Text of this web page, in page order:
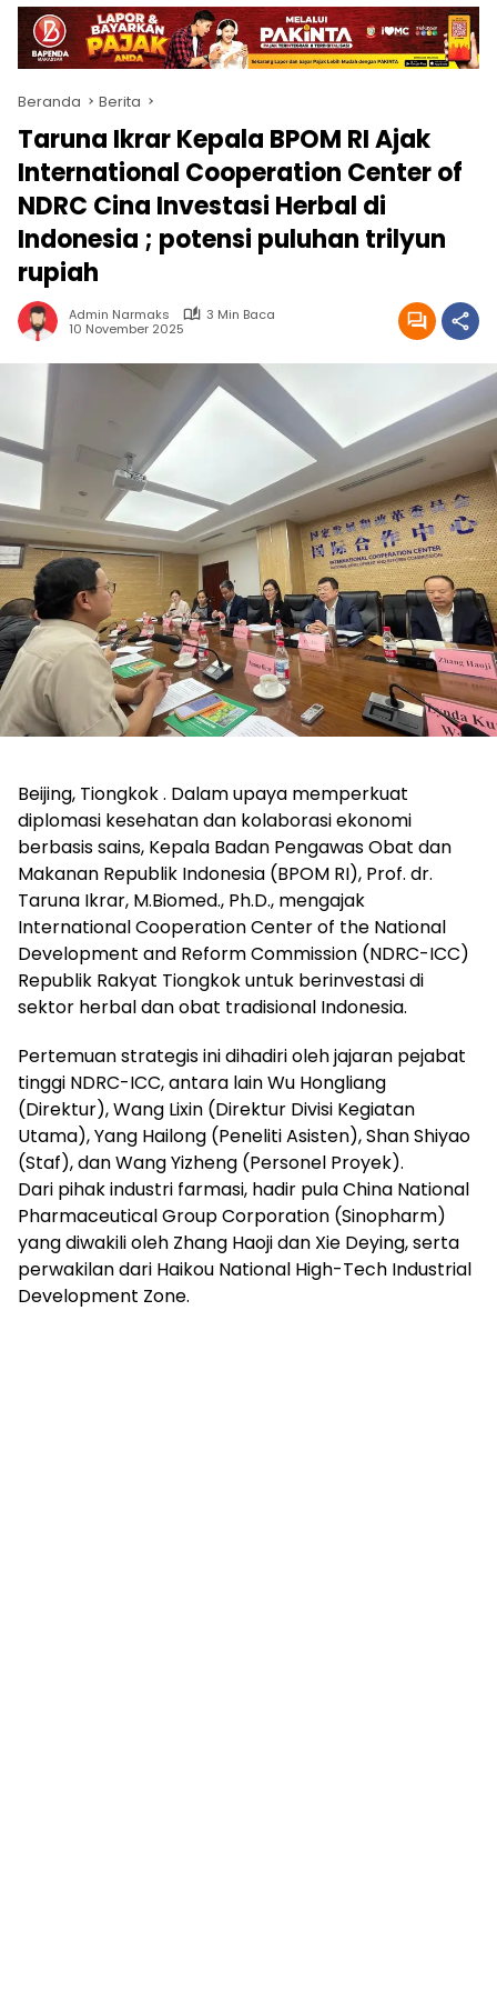
Beranda Berita
Taruna Ikrar Kepala BPOM RI Ajak
International Cooperation Center of
NDRC Cina Investasi Herbal di
Indonesia ; potensi puluhan trilyun
rupiah
Admin Narmaks
3 Min Baca
10 November 2025
Beijing, Tiongkok . Dalam upaya memperkuat
diplomasi kesehatan dan kolaborasi ekonomi
berbasis sains, Kepala Badan Pengawas Obat dan
Makanan Republik Indonesia (BPOM RI), Prof. dr.
Taruna Ikrar, M.Biomed., Ph.D., mengajak
International Cooperation Center of the National
Development and Reform Commission (NDRC-ICC)
Republik Rakyat Tiongkok untuk berinvestasi di
sektor herbal dan obat tradisional Indonesia.
Pertemuan strategis ini dihadiri oleh jajaran pejabat
tinggi NDRC-ICC, antara lain Wu Hongliang
(Direktur), Wang Lixin (Direktur Divisi Kegiatan
Utama), Yang Hailong (Peneliti Asisten), Shan Shiyao
(Staf), dan Wang Yizheng (Personel Proyek).
Dari pihak industri farmasi, hadir pula China National
Pharmaceutical Group Corporation (Sinopharm)
yang diwakili oleh Zhang Haoji dan Xie Deying, serta
perwakilan dari Haikou National High-Tech Industrial
Development Zone.